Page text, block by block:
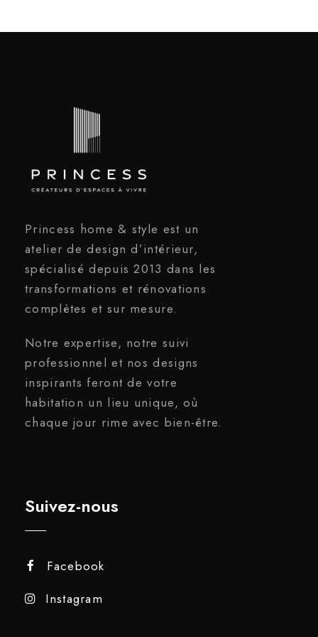
Princess home & style est un
atelier de design d’intérieur,
spécialisé depuis 2013 dans les
transformations et rénovations
complètes et sur mesure.
Notre expertise, notre suivi
professionnel et nos designs
inspirants feront de votre
habitation un lieu unique, où
chaque jour rime avec bien-être.
Suivez-nous
Facebook
Instagram